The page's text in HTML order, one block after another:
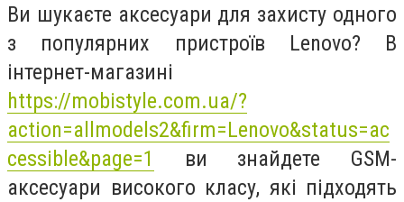
Ви шукаєте аксесуари для захисту одного
з популярних пристроїв Lenovo? В
інтернет-магазині
https://mobistyle.com.ua/?
action=allmodels2&firm=Lenovo&status=ac
cessible&page=1
ви знайдете GSM-
аксесуари високого класу, які підходять